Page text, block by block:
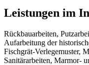
Leistungen im
Rückbauarbeiten,
Aufarbeitung der
Fischgrät-Verlegemuster,
Sanitärarbeiten, Marmor-